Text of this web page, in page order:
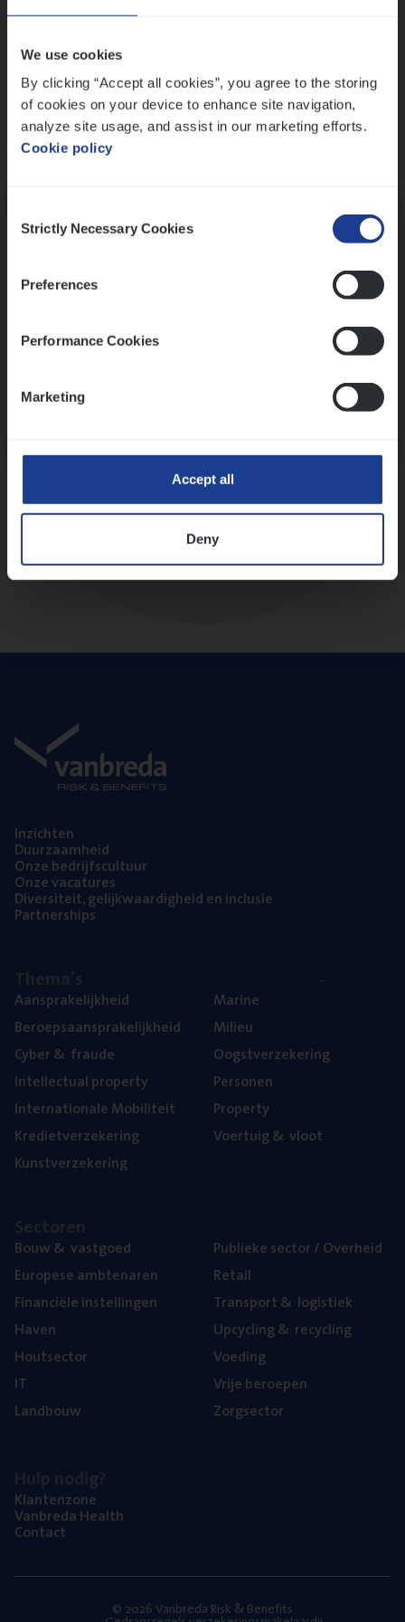
We use cookies
By clicking “Accept all cookies”, you agree to the storing
of cookies on your device to enhance site navigation,
analyze site usage, and assist in our marketing efforts.
Cookie policy
Selection
Strictly Necessary Cookies
Preferences
Performance Cookies
Marketing
Accept all
Deny
Inzich­ten
Duur­zaam­heid
Onze bedrijfs­cul­tuur
Onze vaca­tu­res
Diver­si­teit, gelijk­waar­dig­heid en inclusie
Part­ner­ships
Aan­spra­ke­lijk­heid
Beroeps­aan­spra­ke­lijk­heid
Cyber& fraude
Intel­lec­tu­al property
Inter­na­ti­o­na­le Mobiliteit
Kre­diet­ver­ze­ke­ring
Kunst­ver­ze­ke­ring
Mari­ne
Mili­eu
Oogst­ver­ze­ke­ring
Per­so­nen
Pro­per­ty
Voer­tuig& vloot
Bouw& vastgoed
Euro­pe­se ambtenaren
Finan­ci­ë­le instellingen
Haven
Hout­sec­tor
IT
Land­bouw
Publie­ke sec­tor / Overheid
Retail
Trans­port& logistiek
Upcy­cling& recycling
Voe­ding
Vrije beroe­pen
Zorg­sec­tor
Klan­ten­zo­ne
Van­b­re­da Health
Con­tact
© 2026 Vanbreda Risk & Benefits